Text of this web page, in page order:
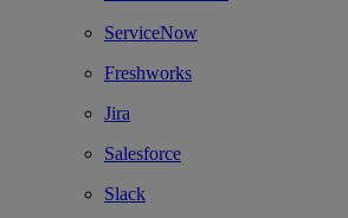
ServiceNow
Freshworks
Jira
Salesforce
Slack